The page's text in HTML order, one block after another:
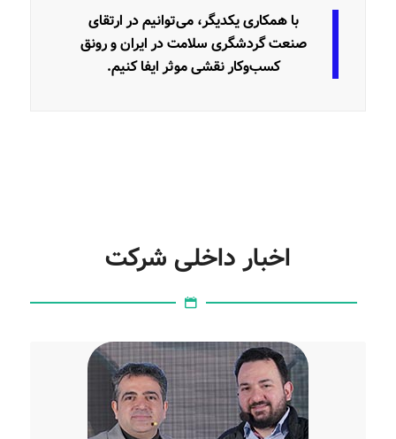
با همکاری یکدیگر، می‌توانیم در ارتقای
صنعت گردشگری سلامت در ایران و رونق
کسب‌وکار نقشی موثر ایفا کنیم.
اخبار داخلی شرکت